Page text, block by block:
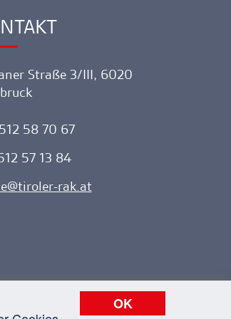
OK
Straße 3/III, 6020
58 70 67
57 13 84
tiroler-rak.at